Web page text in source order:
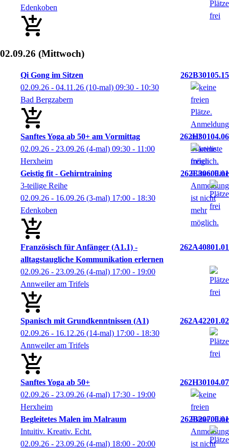
Edenkoben
02.09.26 (Mittwoch)
Qi Gong im Sitzen
262B30105.15
02.09.26 - 04.11.26 (10-mal) 09:30 - 10:30
Bad Bergzabern
Sanftes Yoga ab 50+ am Vormittag
262H30104.06
02.09.26 - 23.09.26 (4-mal) 09:30 - 11:00
Herxheim
Geistig fit - Gehirntraining
262E30600.01
3-teilige Reihe
02.09.26 - 16.09.26 (3-mal) 17:00 - 18:30
Edenkoben
Französisch für Anfänger (A1.1) -
alltagstaugliche Kommunikation erlernen
262A40801.01
02.09.26 - 23.09.26 (4-mal) 17:00 - 19:00
Annweiler am Trifels
Spanisch mit Grundkenntnissen (A1)
262A42201.02
02.09.26 - 16.12.26 (14-mal) 17:00 - 18:30
Annweiler am Trifels
Sanftes Yoga ab 50+
262H30104.07
02.09.26 - 23.09.26 (4-mal) 17:30 - 19:00
Herxheim
Begleitetes Malen im Malraum
262B20700.01
Intuitiv. Kreativ. Echt.
02.09.26 - 23.09.26 (4-mal) 18:00 - 20:00